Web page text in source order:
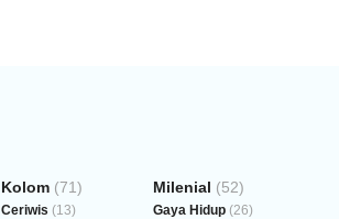
Kolom(71)
Ceriwis (13)
Milenial (52)
Gaya Hidup(26)